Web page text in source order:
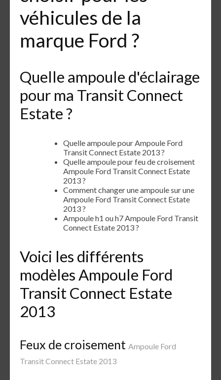
véhicules de la
marque Ford ?
Quelle ampoule d'éclairage
pour ma Transit Connect
Estate ?
Quelle ampoule pour Ampoule Ford
Transit Connect Estate 2013 ?
Quelle ampoule pour feu de croisement
Ampoule Ford Transit Connect Estate
2013 ?
Comment changer une ampoule sur une
Ampoule Ford Transit Connect Estate
2013 ?
Ampoule h1 ou h7 Ampoule Ford Transit
Connect Estate 2013 ?
Voici les différents
modèles Ampoule Ford
Transit Connect Estate
2013
Feux de croisement Ampoule Ford
Transit Connect Estate 2013